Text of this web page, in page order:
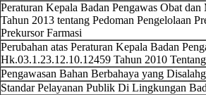
Peraturan Kepala Badan Pengawas Obat
Tahun 2013 tentang Pedoman Pengelolaan
Prekursor Farmasi
Perubahan atas Peraturan Kepala Badan
Hk.03.1.23.12.10.12459 Tahun 2010
Pengawasan Bahan Berbahaya yang
Standar Pelayanan Publik Di Lingkungan